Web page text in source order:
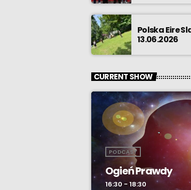
Polska Eire
13.06.2026
CURRENT SHOW
PODCAST
Ogień Prawdy
16:30 - 18:30